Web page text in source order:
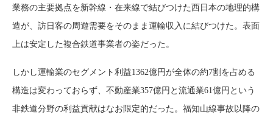
業務の主要拠点を新幹線・在来線で結びつけた西日本の地理的構
造が、訪日客の周遊需要をそのまま運輸収入に結びつけた。表面
上は安定した複合鉄道事業者の姿だった。
しかし運輸業のセグメント利益1362億円が全体の約7割を占める
構造は変わっておらず、不動産業357億円と流通業61億円という
非鉄道分野の利益貢献はなお限定的だった。福知山線事故以降の